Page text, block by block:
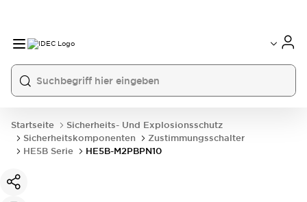
Startseite
Sicherheits- Und Explosionsschutz
Sicherheitskomponenten
Zustimmungsschalter
HE5B Serie
HE5B-M2PBPN10